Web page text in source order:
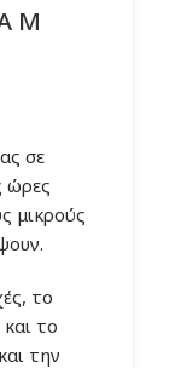
M
σε
ώρες
μικρούς
το
το
την